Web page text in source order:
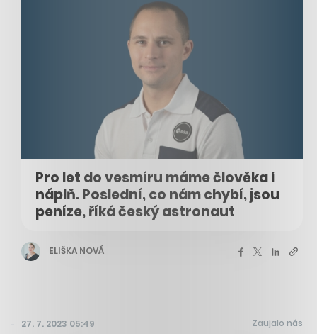
Pro let do vesmíru máme člověka i
náplň. Poslední, co nám chybí, jsou
peníze, říká český astronaut
ELIŠKA NOVÁ
27. 7. 2023 05:49 Zaujalo nás